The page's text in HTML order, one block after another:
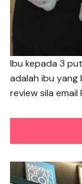
Ibu kepada 3
adalah ibu yang
review sila email